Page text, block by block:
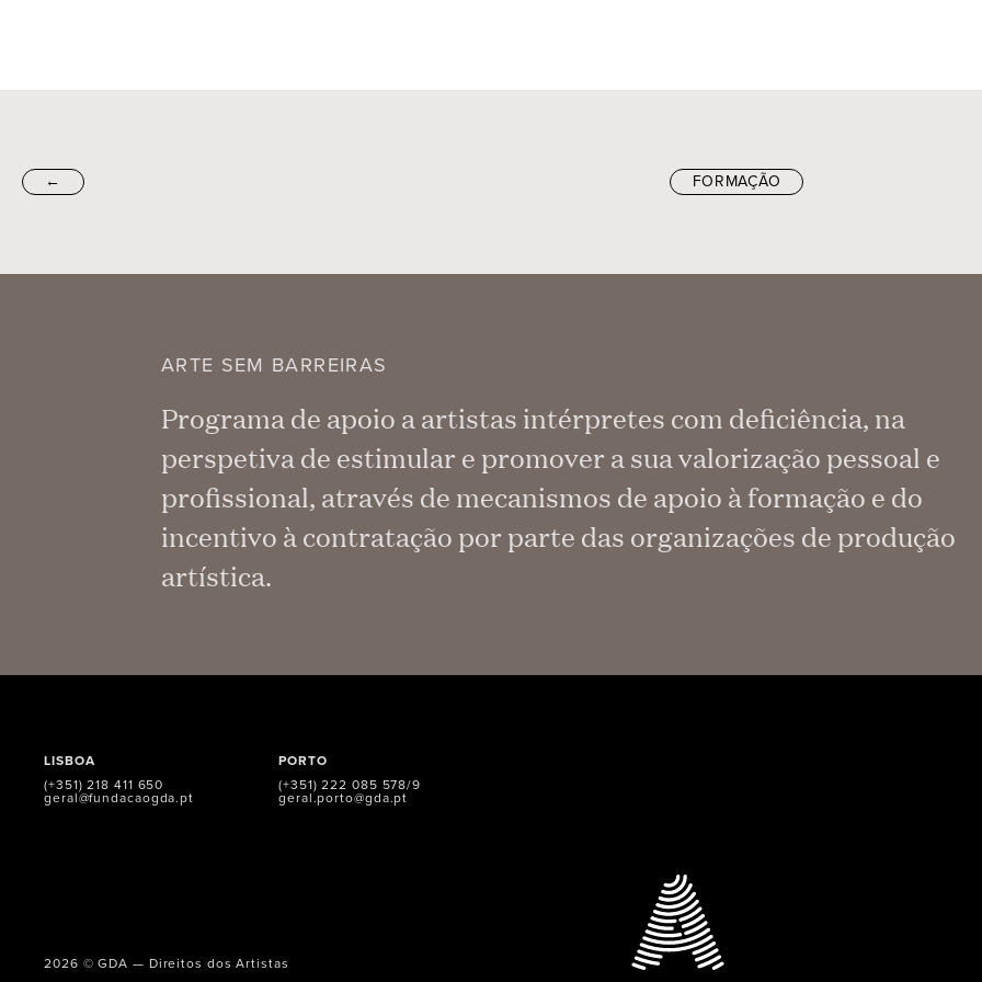
← FORMAÇÃO
ARTE SEM BARREIRAS
Programa de apoio a artistas intérpretes com deficiência, na
perspetiva de estimular e promover a sua valorização pessoal e
profissional, através de mecanismos de apoio à formação e do
incentivo à contratação por parte das organizações de produção
artística.
LISBOA
(+351) 218 411 650
geral@fundacaogda.pt
PORTO
(+351) 222 085 578/9
geral.porto@gda.pt
2026 © GDA — Direitos dos Artistas